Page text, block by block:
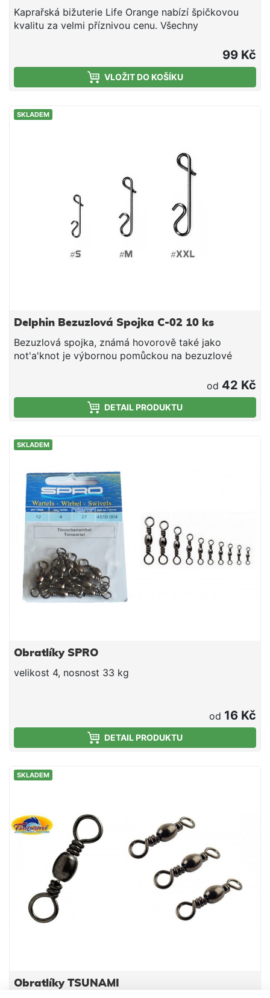
Kaprařská bižuterie Life Orange nabízí špičkovou
kvalitu za velmi příznivou cenu. Všechny
99 Kč
VLOŽIT DO KOŠÍKU
SKLADEM
Delphin Bezuzlová Spojka C-02 10 ks
Bezuzlová spojka, známá hovorově také jako
not'a'knot je výbornou pomůckou na bezuzlové
Spojování (například obratlíkem, háčkem, jigem či
karabinkou ...). Díky unikátnímu tvaru přes část
připomínající háček navléknete požadovaný prvek,
těsně zapadne. Následně dotáhnete. Tak vytvoříte
nosnost vlasce či šňůry.
od 42 Kč
DETAIL PRODUKTU
SKLADEM
Obratlíky SPRO
velikost 4, nosnost 33 kg
od 16 Kč
DETAIL PRODUKTU
SKLADEM
Obratlíky TSUNAMI